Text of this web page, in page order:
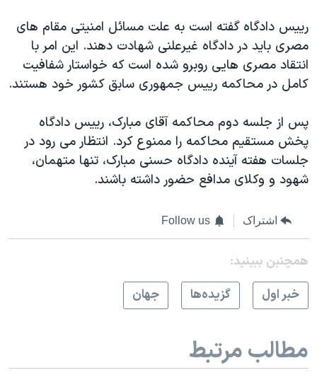
رييس دادگاه گفته است به علت مسائل امنيتی مقام های
مصری بايد در دادگاه غيرعلنی شهادت دهند. اين امر با
انتقاد مصری هايی روبرو شده است که خواستار شفافيت
کامل در محاکمه رييس جمهوری سابق کشور خود هستند.
پس از جلسه دوم محاکمه آقای مبارک، رييس دادگاه
پخش مستقيم محاکمه را ممنوع کرد. انتظار می رود در
جلسات هفته آينده دادگاه حسنی مبارک، تنها متهمان،
شهود و وکلای مدافع حضور داشته باشند.
اشتراک Follow us
همچنبن ببینید:
خبر اول
گزيده‌ها جهان
مطالب مرتبط